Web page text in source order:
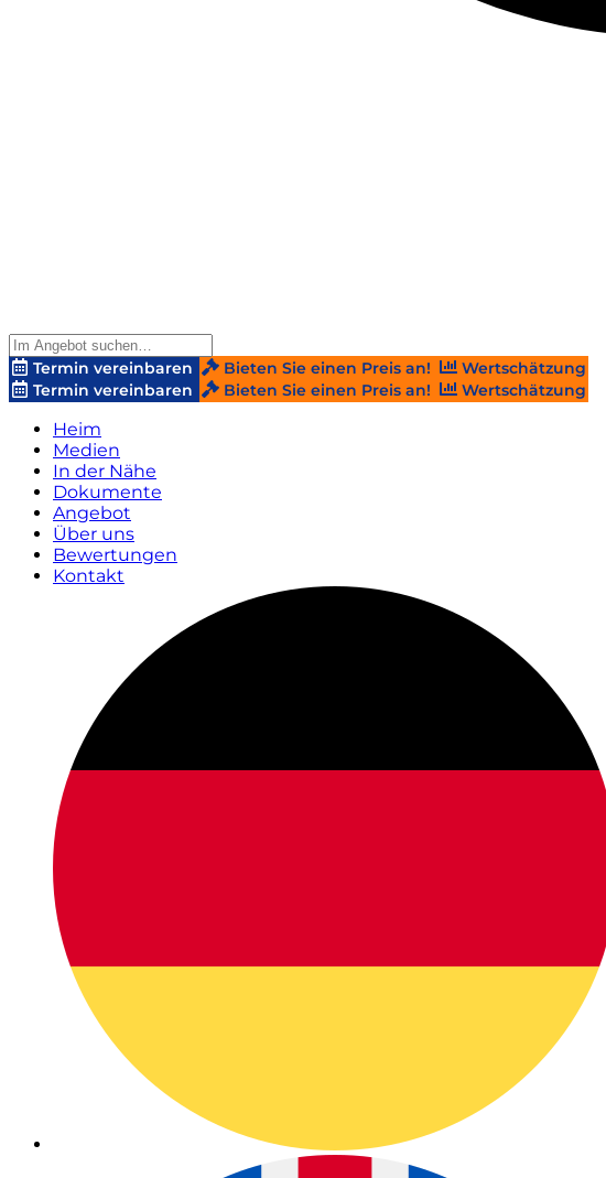
Termin vereinbaren Bieten Sie einen Preis an!
Wertschätzung
Termin vereinbaren
Bieten Sie einen Preis an! Wertschätzung
Heim
Medien
In der Nähe
Dokumente
Angebot
Über uns
Bewertungen
Kontakt